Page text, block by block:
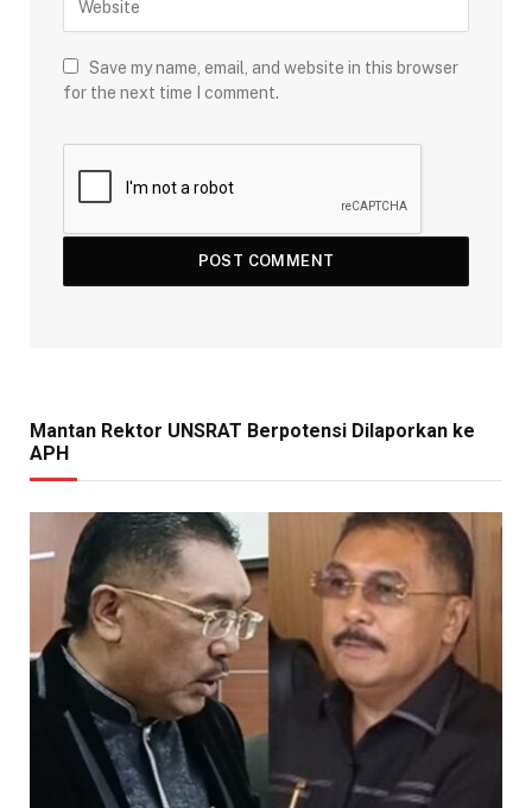
Save my name, email, and website in this browser
for the next time I comment.
Mantan Rektor UNSRAT Berpotensi Dilaporkan ke
APH